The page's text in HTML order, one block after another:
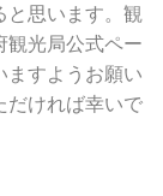
と思います。観
観光局公式ペー
ますようお願い
だければ幸いで